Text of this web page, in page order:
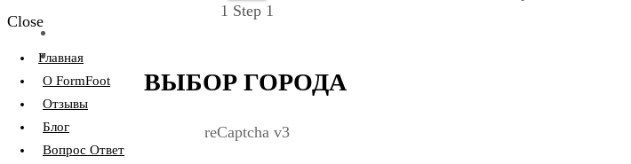
1 Step 1
ВЫБОР ГОРОДА
reCaptcha v3
Close
Главная
О FormFoot
Отзывы
Блог
Вопрос Ответ